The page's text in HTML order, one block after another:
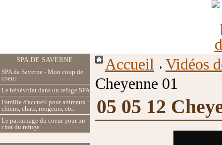
SPA DE SAVERNE
SPA de Saverne - Mon coup de
coeur
Le bénévolat dans un refuge SPA
Famille d'accueil pour animaux :
chiens, chats, rongeurs, etc.
Le parrainage du coeur pour un
chat du refuge
Accueil
Vidéos
Cheyenne 01
05 05 12